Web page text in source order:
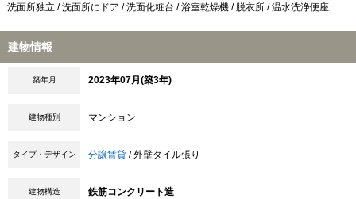
洗面所独立 / 洗面所にドア / 洗面化粧台 / 浴室乾燥機 / 脱衣所 / 温水洗浄便座
建物情報
築年月 2023年07月(築3年)
建物種別 マンション
タイプ・デザイン 分譲賃貸 / 外壁タイル張り
建物構造 鉄筋コンクリート造